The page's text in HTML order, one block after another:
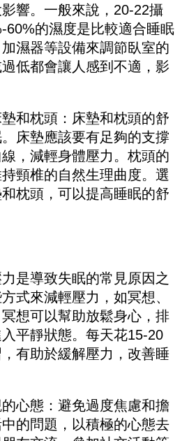
響。一般來說，20-22攝
60%的濕度是比較適合睡眠
濕器等設備來調節臥室的
低都會讓人感到不適，影
枕頭：床墊和枕頭的舒
床墊應該要有足夠的支撐
，減輕身體壓力。枕頭的
頸椎的自然生理曲度。選
枕頭，可以提高睡眠的舒
導致失眠的常見原因之
式來減輕壓力，如冥想、
想可以幫助放鬆身心，排
平靜狀態。每天花15-20
有助於緩解壓力，改善睡
態：避免過度焦慮和擔
的問題，以積極的心態去